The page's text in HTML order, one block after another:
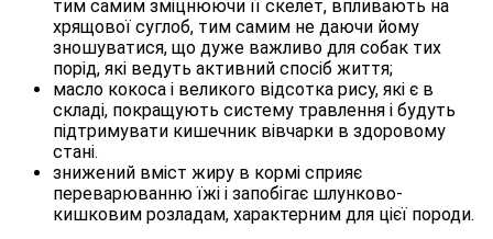
тим самим зміцнюючи її скелет, впливають на
хрящової суглоб, тим самим не даючи йому
зношуватися, що дуже важливо для собак тих
порід, які ведуть активний спосіб життя;
масло кокоса і великого відсотка рису, які є в
складі, покращують систему травлення і будуть
підтримувати кишечник вівчарки в здоровому
стані.
знижений вміст жиру в кормі сприяє
переварюванню їжі і запобігає шлунково-
кишковим розладам, характерним для цієї породи.